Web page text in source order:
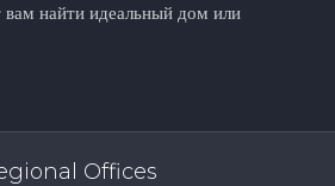
найти идеальный дом или
Offices